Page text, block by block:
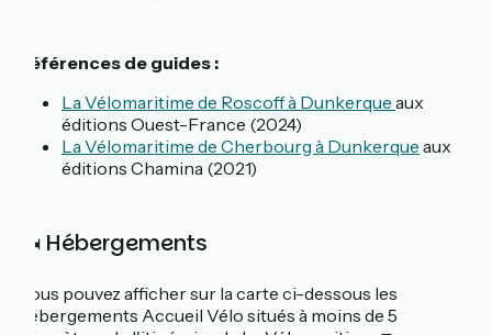
Références de guides :
La Vélomaritime de Roscoff à Dunkerque aux
éditions Ouest-France (2024)
La Vélomaritime de Cherbourg à Dunkerque aux
éditions Chamina (2021)
🛏️ Hébergements
Vous pouvez afficher sur la carte ci-dessous les
hébergements Accueil Vélo situés à moins de 5